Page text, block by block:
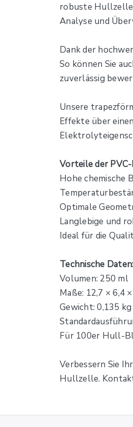
robuste Hullzelle
Analyse und
Dank der
So können Sie
zuverlässig
Unsere
Effekte über
Vorteile der
Hohe chemische
Optimale
Langlebige und
Ideal für die
Technische Daten:
Volumen: 250 ml
Maße: 12,7 × 6,4
Gewicht: 0,135 kg
Für 100er Hull-
Verbessern Sie
Hullzelle.